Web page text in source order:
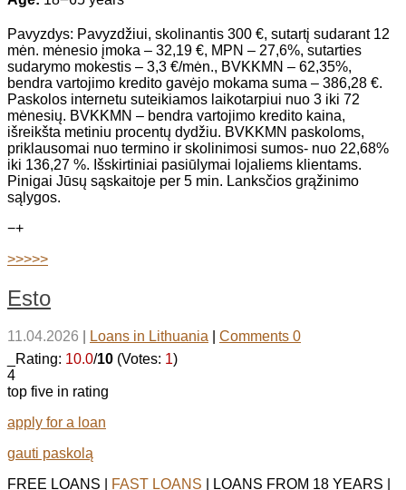
Pavyzdys: Pavyzdžiui, skolinantis 300 €, sutartį sudarant 12
mėn. mėnesio įmoka – 32,19 €, MPN – 27,6%, sutarties
sudarymo mokestis – 3,3 €/mėn., BVKKMN – 62,35%,
bendra vartojimo kredito gavėjo mokama suma – 386,28 €.
Paskolos internetu suteikiamos laikotarpiui nuo 3 iki 72
mėnesių. BVKKMN – bendra vartojimo kredito kaina,
išreikšta metiniu procentų dydžiu. BVKKMN paskoloms,
priklausomai nuo termino ir skolinimosi sumos- nuo 22,68%
iki 136,27 %. Išskirtiniai pasiūlymai lojaliems klientams.
Pinigai Jūsų sąskaitoje per 5 min. Lanksčios grąžinimo
sąlygos.
−+
>>>>>
Esto
11.04.2026 Loans in Lithuania
Comments 0
_Rating: 10.0/10 (Votes: 1)
4
top five in rating
apply for a loan
gauti paskolą
FREE LOANS |
FAST LOANS | LOANS FROM 18 YEARS |